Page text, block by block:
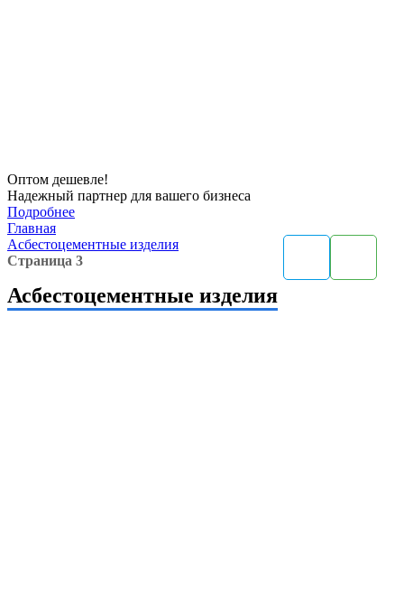
Оптом дешевле!
Надежный партнер для вашего бизнеса
Подробнее
Главная
Асбестоцементные изделия
Страница 3
Асбестоцементные изделия